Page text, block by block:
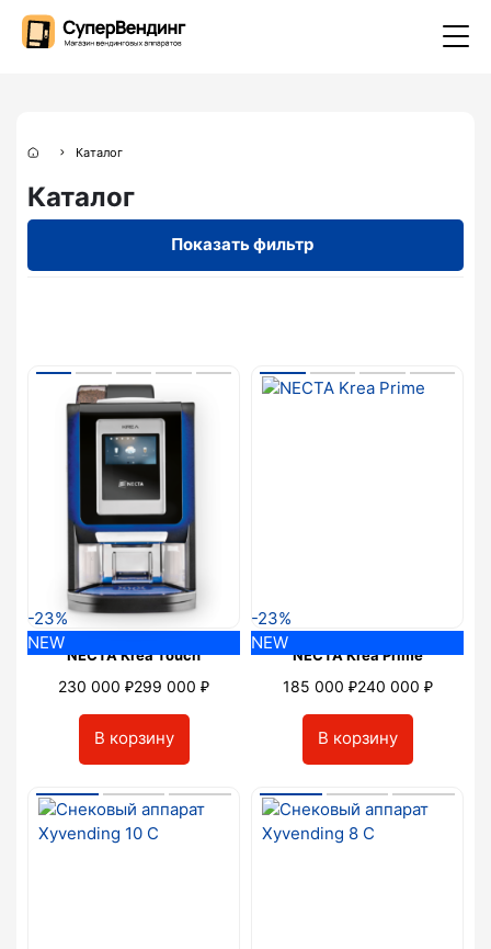
Каталог
Каталог
Показать фильтр
-23%
NEW
NECTA Krea Touch
230 000 ₽299 000 ₽
В корзину
-23%
NEW
NECTA Krea Prime
185 000 ₽240 000 ₽
В корзину